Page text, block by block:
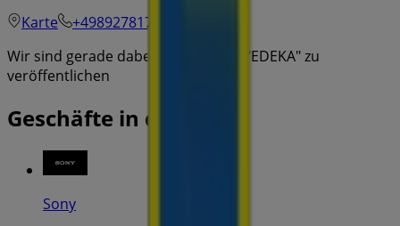
Karte
+498927817723
Wir sind gerade dabei Angebote zu "EDEKA" zu
veröffentlichen
Geschäfte in der Nähe
Sony